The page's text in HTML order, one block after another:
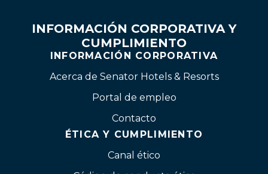
INFORMACIÓN CORPORATIVA Y
CUMPLIMIENTO
INFORMACIÓN CORPORATIVA
Acerca de Senator Hotels & Resorts
Portal de empleo
Contacto
ÉTICA Y CUMPLIMIENTO
Canal ético